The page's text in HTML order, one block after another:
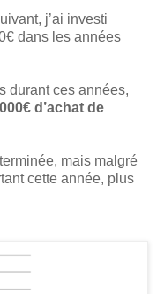
j’ai investi
dans les années
durant ces années,
d’achat de
mais malgré
cette année, plus